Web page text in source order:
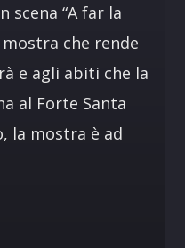
scena “A far la
che rende
e agli abiti che la
al Forte Santa
la mostra è ad